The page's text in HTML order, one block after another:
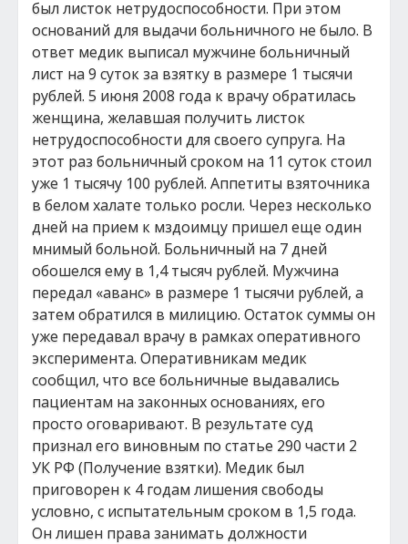
был листок нетрудоспособности. При этом
оснований для выдачи больничного не было. В
ответ медик выписал мужчине больничный
лист на 9 суток за взятку в размере 1 тысячи
рублей. 5 июня 2008 года к врачу обратилась
женщина, желавшая получить листок
нетрудоспособности для своего супруга. На
этот раз больничный сроком на 11 суток стоил
уже 1 тысячу 100 рублей. Аппетиты взяточника
в белом халате только росли. Через несколько
дней на прием к мздоимцу пришел еще один
мнимый больной. Больничный на 7 дней
обошелся ему в 1,4 тысяч рублей. Мужчина
передал «аванс» в размере 1 тысячи рублей, а
затем обратился в милицию. Остаток суммы он
уже передавал врачу в рамках оперативного
эксперимента. Оперативникам медик
сообщил, что все больничные выдавались
пациентам на законных основаниях, его
просто оговаривают. В результате суд
признал его виновным по статье 290 части 2
УК РФ (Получение взятки). Медик был
приговорен к 4 годам лишения свободы
условно, с испытательным сроком в 1,5 года.
Он лишен права занимать должности